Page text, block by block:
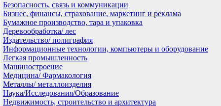
Безопасность, связь и коммуникации
Бизнес, финансы, страхование, маркетинг и реклама
Бумажное производство, тара и упаковка
Деревообработка/ лес
Издательство/ полиграфия
Информационные технологии, компьютеры и оборудование
Легкая промышленность
Машиностроение
Медицина/ Фармакология
Металлы/ металлоизделия
Наука/Исследования/Образование
Недвижимость, строительство и архитектура